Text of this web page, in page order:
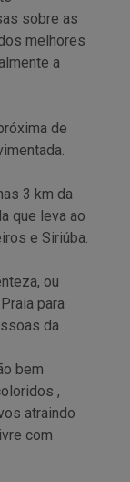
sobre as
melhores
a
de
3 km da
que leva ao
e Siriúba.
ou
para
da
bem
,
atraindo
com